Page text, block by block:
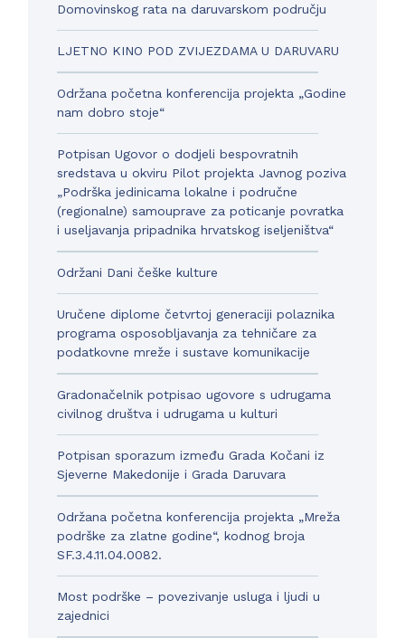
Domovinskog rata na daruvarskom području
LJETNO KINO POD ZVIJEZDAMA U DARUVARU
Održana početna konferencija projekta „Godine
nam dobro stoje“
Potpisan Ugovor o dodjeli bespovratnih
sredstava u okviru Pilot projekta Javnog poziva
„Podrška jedinicama lokalne i područne
(regionalne) samouprave za poticanje povratka
i useljavanja pripadnika hrvatskog iseljeništva“
Održani Dani češke kulture
Uručene diplome četvrtoj generaciji polaznika
programa osposobljavanja za tehničare za
podatkovne mreže i sustave komunikacije
Gradonačelnik potpisao ugovore s udrugama
civilnog društva i udrugama u kulturi
Potpisan sporazum između Grada Kočani iz
Sjeverne Makedonije i Grada Daruvara
Održana početna konferencija projekta „Mreža
podrške za zlatne godine“, kodnog broja
SF.3.4.11.04.0082.
Most podrške – povezivanje usluga i ljudi u
zajednici